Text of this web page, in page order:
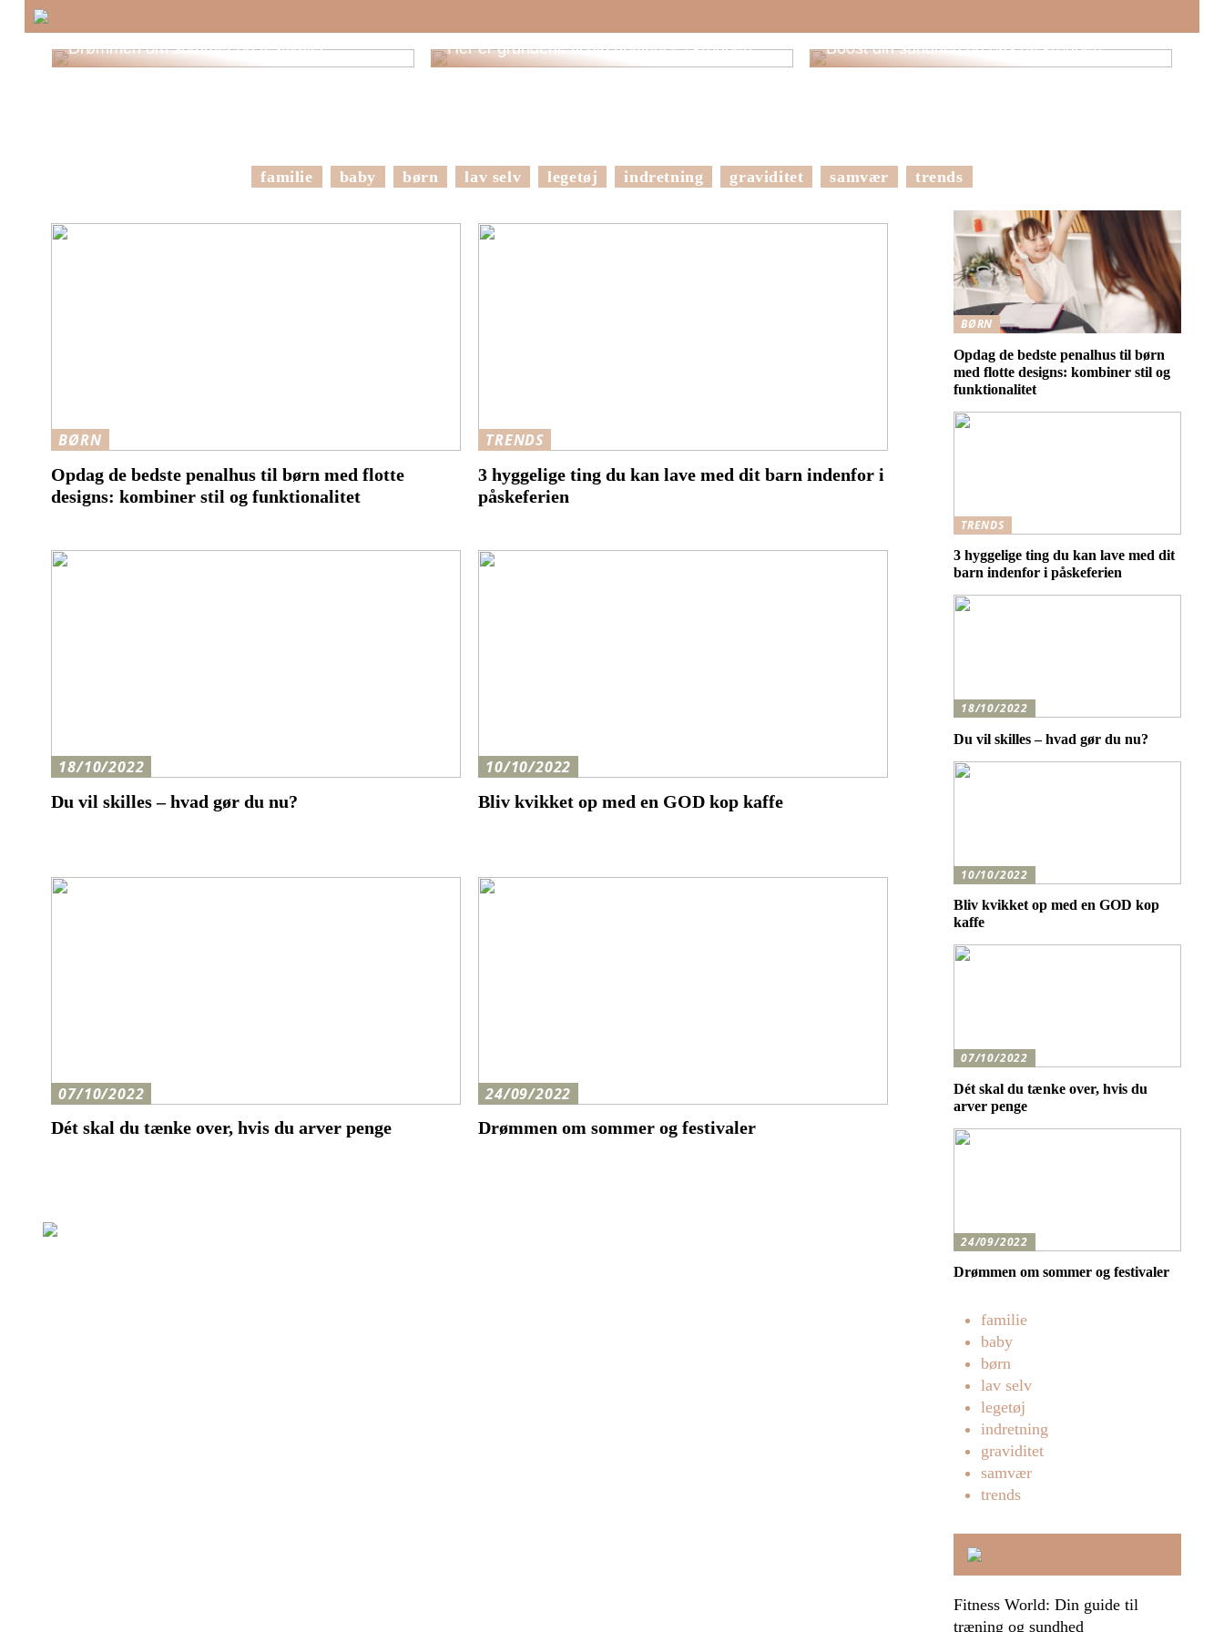
Drømmen om sommer og festivaler Her er grundene til din ubalance i kroppen Boost din sundhed og pas på kroppen
familie baby børn lav selv legetøj indretning graviditet samvær trends
BØRN
Opdag de bedste penalhus til børn med flotte
designs: kombiner stil og funktionalitet
TRENDS
3 hyggelige ting du kan lave med dit barn indenfor i
påskeferien
18/10/2022
Du vil skilles – hvad gør du nu?
10/10/2022
Bliv kvikket op med en GOD kop kaffe
07/10/2022
Dét skal du tænke over, hvis du arver penge
24/09/2022
Drømmen om sommer og festivaler
BØRN
Opdag de bedste penalhus til børn
med flotte designs: kombiner stil og
funktionalitet
TRENDS
3 hyggelige ting du kan lave med dit
barn indenfor i påskeferien
18/10/2022
Du vil skilles – hvad gør du nu?
10/10/2022
Bliv kvikket op med en GOD kop
kaffe
07/10/2022
Dét skal du tænke over, hvis du
arver penge
24/09/2022
Drømmen om sommer og festivaler
familie
baby
børn
lav selv
legetøj
indretning
graviditet
samvær
trends
Fitness World: Din guide til
træning og sundhed